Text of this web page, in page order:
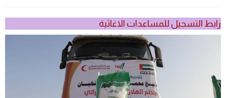
رابط التسجيل للمساعدات الاغاثية